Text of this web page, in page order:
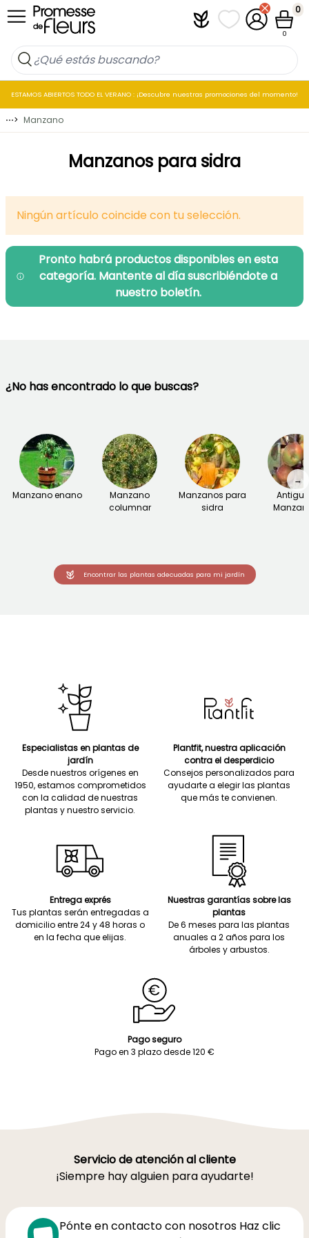
Ir al contenido PlantfitMis listas de
Mi cuenta
Cesta
0
0
ESTAMOS ABIERTOS TODO EL VERANO : ¡Descubre nuestras promociones del momento!
⋯> Manzano
Manzanos para sidra
Ningún artículo coincide con tu selección.
Pronto habrá productos disponibles en esta
categoría. Mantente al día suscribiéndote a
nuestro boletín.
¿No has encontrado lo que buscas?
Manzano enano
Manzano
columnar
Manzanos para
sidra
→
Encontrar las plantas adecuadas para mi jardín
Especialistas en plantas de
jardín
Desde nuestros orígenes en
1950, estamos comprometidos
con la calidad de nuestras
plantas y nuestro servicio.
Plantfit, nuestra aplicación
contra el desperdicio
Consejos personalizados para
ayudarte a elegir las plantas
que más te convienen.
Entrega exprés
Tus plantas serán entregadas a
domicilio entre 24 y 48 horas o
en la fecha que elijas.
Nuestras garantías sobre las
plantas
De 6 meses para las plantas
anuales a 2 años para los
árboles y arbustos.
Pago seguro
Pago en 3 plazo desde 120 €
Servicio de atención al cliente
¡Siempre hay alguien para ayudarte!
Pónte en contacto con nosotros Haz clic